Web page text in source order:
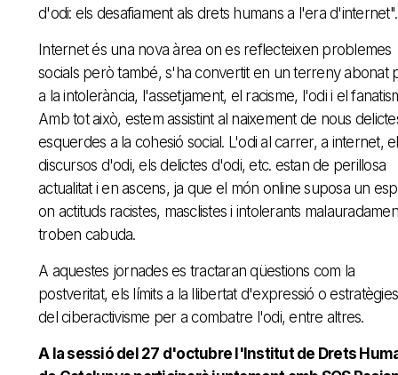
d'odi: els desafiament als drets humans a l'era
Internet és una nova àrea on es reflecteixen problemes
socials però també, s'ha convertit en un terreny abonat
a la intolerància, l'assetjament, el racisme, l'odi i el
Amb tot això, estem assistint al naixement de nous
esquerdes a la cohesió social. L'odi al carrer, a internet,
discursos d'odi, els delictes d'odi, etc. estan de perillosa
actualitat i en ascens, ja que el món online suposa un
on actituds racistes, masclistes i intolerants
troben cabuda.
A aquestes jornades es tractaran qüestions com la
postveritat, els límits a la llibertat d'expressió o estratègies
del ciberactivisme per a combatre l'odi, entre altres.
A la sessió del 27 d'octubre l'Institut de Drets